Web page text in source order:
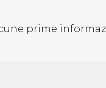
prime